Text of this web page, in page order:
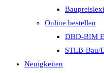
Online bestellen
DBD-BIM
STLB-Bau/
Neuigkeiten